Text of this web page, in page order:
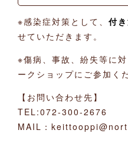
※感染症対策として、 付
せていただきます。
※傷病、事故、紛失等に
ークショップにご参加く
【お問い合わせ先】
TEL:072-300-2676
MAIL：